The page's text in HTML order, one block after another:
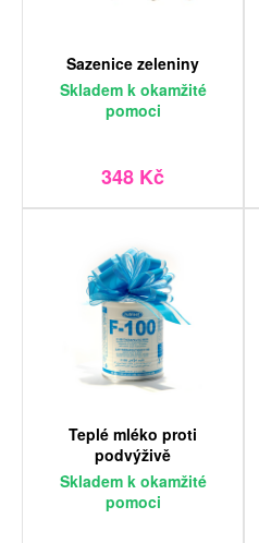
Sazenice zeleniny
Skladem k okamžité
pomoci
348 Kč
Teplé mléko proti
podvýživě
Skladem k okamžité
pomoci